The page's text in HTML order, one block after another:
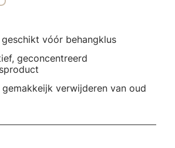
geschikt vóór behangklus
geconcentreerd
verwijderen van oud